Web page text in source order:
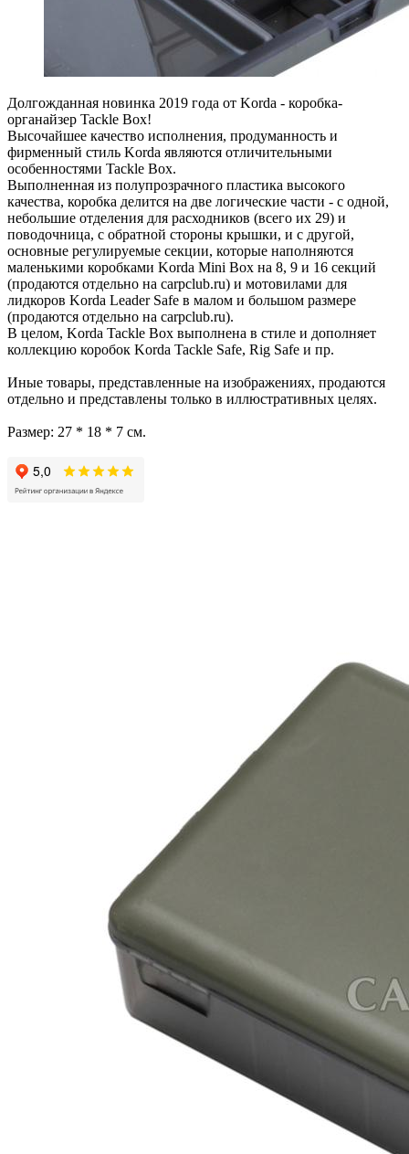
Долгожданная новинка 2019 года от Korda - коробка-
органайзер Tackle Box!
Высочайшее качество исполнения, продуманность и
фирменный стиль Korda являются отличительными
особенностями Tackle Box.
Выполненная из полупрозрачного пластика высокого
качества, коробка делится на две логические части - с одной,
небольшие отделения для расходников (всего их 29) и
поводочница, с обратной стороны крышки, и с другой,
основные регулируемые секции, которые наполняются
маленькими коробками Korda Mini Box на 8, 9 и 16 секций
(продаются отдельно на carpclub.ru) и мотовилами для
лидкоров Korda Leader Safe в малом и большом размере
(продаются отдельно на carpclub.ru).
В целом, Korda Tackle Box выполнена в стиле и дополняет
коллекцию коробок Korda Tackle Safe, Rig Safe и пр.
Иные товары, представленные на изображениях, продаются
отдельно и представлены только в иллюстративных целях.
Размер: 27 * 18 * 7 см.